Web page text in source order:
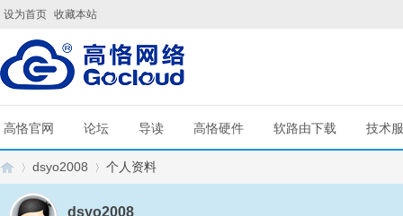
设为首页 收藏本站
高恪官网 论坛 导读 高恪硬件 软路由下载 技术
dsyo2008 个人资料
dsyo2008